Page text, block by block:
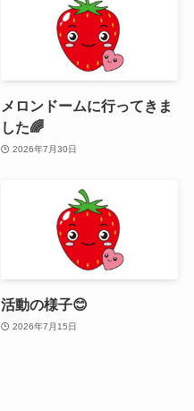
メロンドームに行ってきま
した🌈
2026年7月30日
活動の様子😊
2026年7月15日